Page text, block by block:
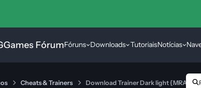
FórumFóruns Downloads TutoriaisNotícias
Cheats & Trainers Download Trainer Dark light